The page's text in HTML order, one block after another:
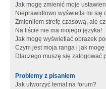
Jak mogę zmienić moje
Nieprawidłowo wyświetla mi się
Zmieniłem strefę czasową, ale
Na liście nie ma mojego języka!
Jak mogę wyświetlać obrazek
Czym jest moja ranga i jak
Dlaczego muszę się zalogować
Problemy z pisaniem
Jak utworzyć temat na forum?